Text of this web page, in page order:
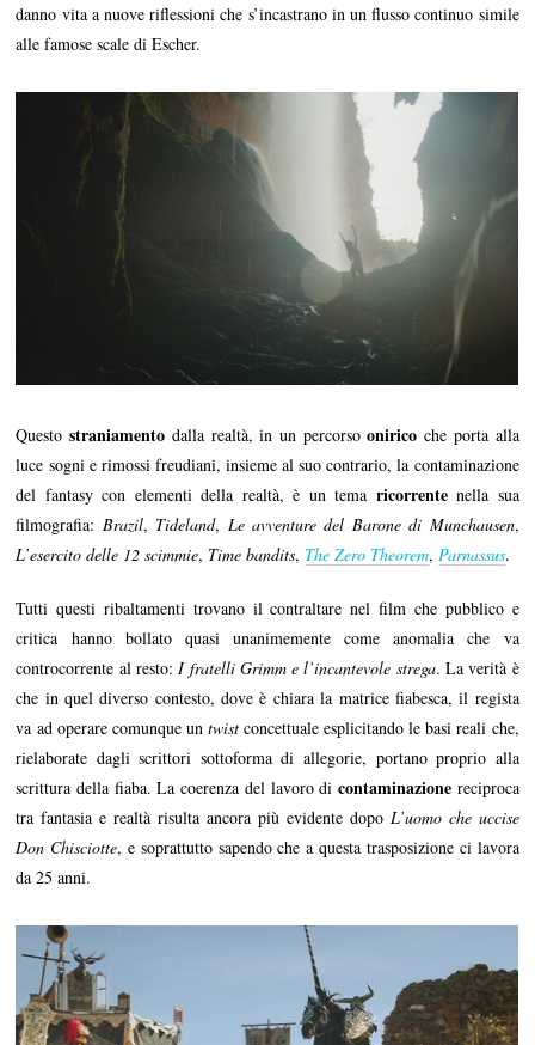
danno vita a nuove riflessioni che s’incastrano in un flusso continuo simile
alle famose scale di Escher.
Questostraniamento dalla realtà, in un percorsoonirico che porta alla
luce sogni e rimossi freudiani, insieme al suo contrario, la contaminazione
del fantasy con elementi della realtà, è un tema ricorrentenella sua
filmografia: Brazil, Tideland, Le avventure del Barone di Munchausen,
L’esercito delle 12 scimmie, Time bandits, The Zero Theorem, Parnassus.
Tutti questi ribaltamenti trovano il contraltare nel film che pubblico e
critica hanno bollato quasi unanimemente come anomalia che va
controcorrente al resto: I fratelli Grimm e l’incantevole strega. La verità è
che in quel diverso contesto, dove è chiara la matrice fiabesca, il regista
va ad operare comunque un twistconcettuale esplicitando le basi reali che,
rielaborate dagli scrittori sottoforma di allegorie, portano proprio alla
scrittura della fiaba. La coerenza del lavoro di contaminazionereciproca
tra fantasia e realtà risulta ancora più evidente dopo L’uomo che uccise
Don Chisciotte, e soprattutto sapendo che a questa trasposizione ci lavora
da 25 anni.